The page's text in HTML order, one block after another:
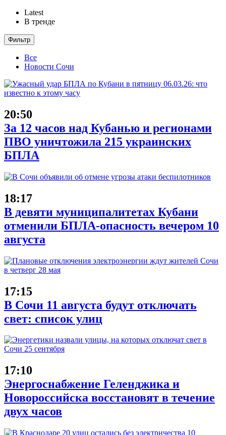
Latest
В тренде
Фильтр
Все
Новости Сочи
20:50
За 12 часов над Кубанью и регионами
ПВО уничтожила 215 украинских
БПЛА
18:17
В девяти муниципалитетах Кубани
отменили БПЛА-опасность вечером 10
августа
17:15
В Сочи 11 августа будут отключать
свет: список улиц
17:10
Энергоснабжение Геленджика и
Новороссийска восстановят в течение
двух часов